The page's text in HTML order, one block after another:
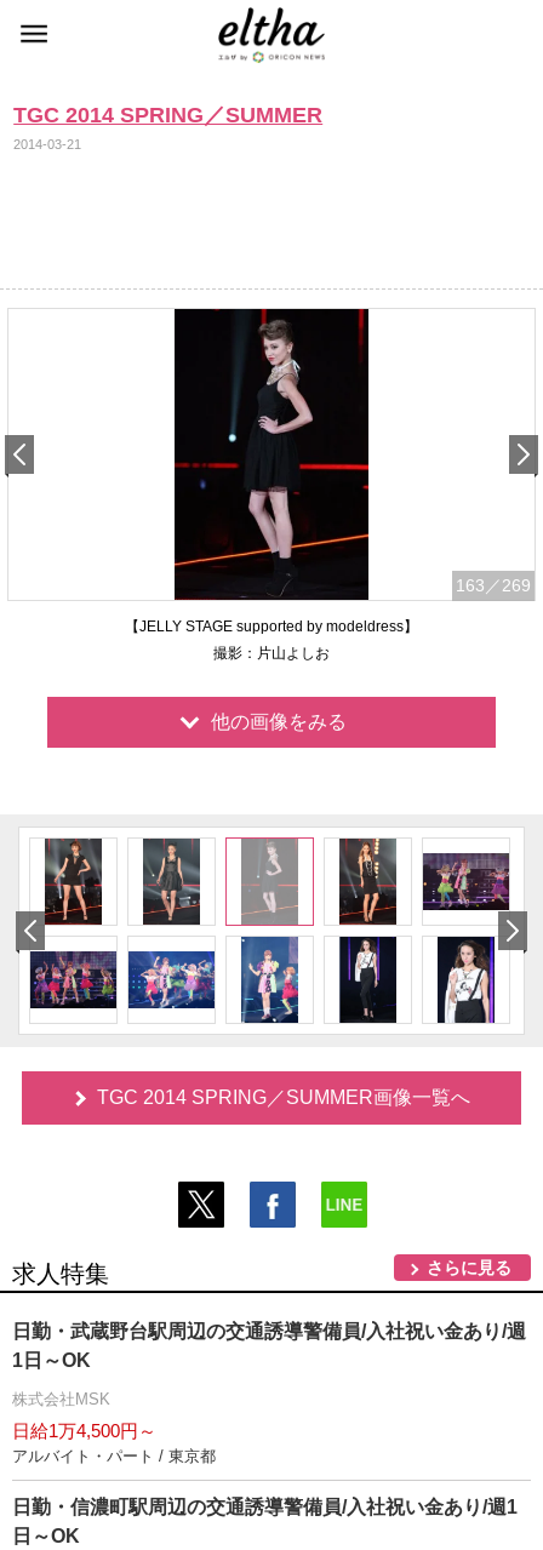
TGC 2014 SPRING／SUMMER
2014-03-21
163 ／269
【JELLY STAGE supported by modeldress】
撮影：片山よしお
他の画像をみる
TGC 2014 SPRING／SUMMER画像一覧へ
求人特集 さらに見る
日勤・武蔵野台駅周辺の交通誘導警備員/入社祝い金あり/週
1日～OK
株式会社MSK
日給1万4,500円～
アルバイト・パート / 東京都
日勤・信濃町駅周辺の交通誘導警備員/入社祝い金あり/週1
日～OK